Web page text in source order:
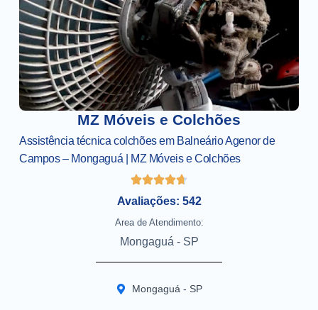
MZ Móveis e Colchões
Assistência técnica colchões em Balneário Agenor de
Campos – Mongaguá | MZ Móveis e Colchões
Avaliações: 542
Area de Atendimento:
Mongaguá - SP
Mongaguá - SP